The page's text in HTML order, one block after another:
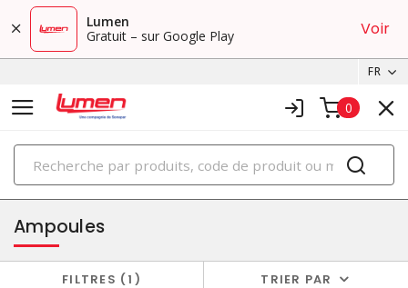
Lumen
Gratuit – sur Google Play
Voir
FR
0
PRODUITS
éclairage
Ampoules
FILTRES 1 TRIER PAR